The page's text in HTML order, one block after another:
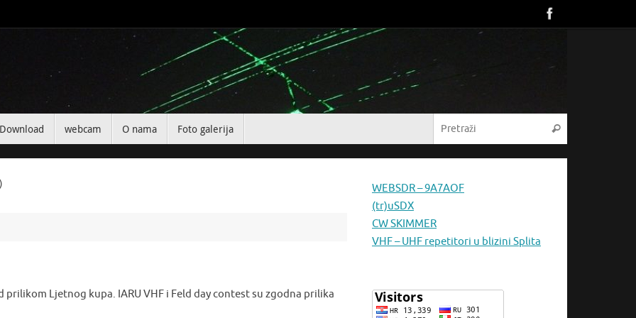
Download webcam O nama Foto galerija Pretraži
Ljetnog kupa. IARU VHF i Feld day contest su zgodna prilika
WEBSDR – 9A7AOF
(tr)uSDX
CW SKIMMER
VHF – UHF repetitori u blizini Splita